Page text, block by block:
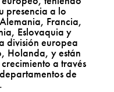
presencia a lo
Francia,
Eslovaquia y
división europea
Holanda, y están
a través
de